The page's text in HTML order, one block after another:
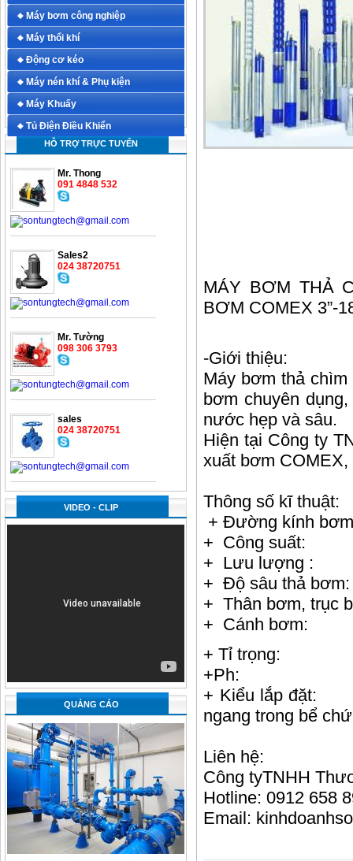
Máy bơm công nghiệp
Máy thổi khí
Động cơ kéo
Máy nén khí & Phụ kiện
Máy Khuấy
Tủ Điện Điều Khiển
HỖ TRỢ TRỰC TUYẾN
Mr. Thong
091 4848 532
Sales2
024 38720751
Mr. Tường
098 306 3793
sales
024 38720751
VIDEO - CLIP
QUẢNG CÁO
MÁY BƠM THẢ
BƠM COMEX 3”-
-Giới thiệu:
Máy bơm thả
bơm chuyên
nước hẹp và sâu.
Hiện tại Công ty
xuất bơm COMEX,
Thông số kĩ thuật:
+ Đường kính
+ Công
+ Lưu lượng :
+ Độ sâu thả
+ Thân bơm,
+ Cánh
+ Tỉ
+ Kiểu lắp
ngang trong bể
Liên hệ:
Công tyTNHH
Hotline: 0912 658
Email: